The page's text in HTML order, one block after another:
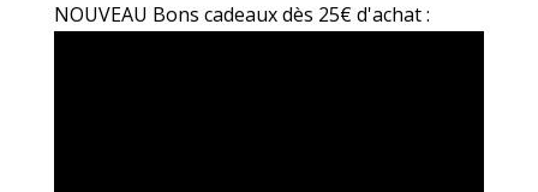
NOUVEAU Bons cadeaux dès 25€ d'achat :